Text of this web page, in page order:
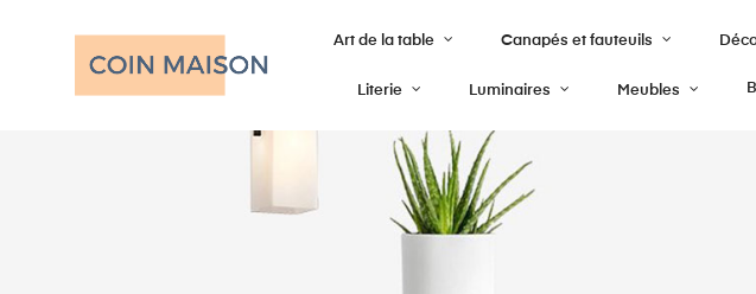
Art de la table Canapés et fauteuils
Literie Luminaires Meubles